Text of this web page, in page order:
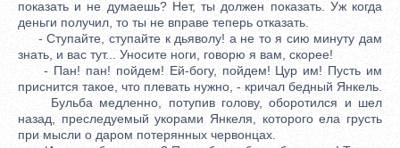
показать и не думаешь? Нет, ты должен показать. Уж когда
деньги получил, то ты не вправе теперь отказать.
- Ступайте, ступайте к дьяволу! а не то я сию минуту дам
знать, и вас тут... Уносите ноги, говорю я вам, скорее!
- Пан! пан! пойдем! Ей-богу, пойдем! Цур им! Пусть им
приснится такое, что плевать нужно, - кричал бедный Янкель.
Бульба медленно, потупив голову, оборотился и шел
назад, преследуемый укорами Янкеля, которого ела грусть
при мысли о даром потерянных червонцах.